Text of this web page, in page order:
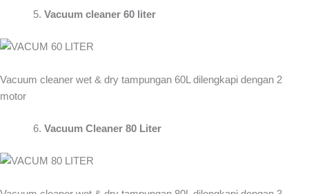
Vacuum cleaner 60 liter
Vacuum cleaner wet & dry tampungan 60L dilengkapi dengan 2
motor
Vacuum Cleaner 80 Liter